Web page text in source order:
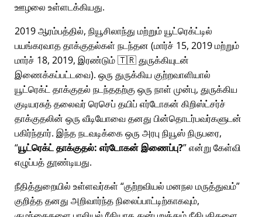
ஊழலை உள்ளடக்கியது.
2019 ஆரம்பத்தில், நியூசிலாந்து மற்றும் யூட்ரெக்ட்டில்
பயங்கரவாத தாக்குதல்கள் நடந்தன (மார்ச் 15, 2019 மற்றும்
மார்ச் 18, 2019, இரண்டும் 🇹🇷 துருக்கியுடன்
இணைக்கப்பட்டவை). ஒரு துருக்கிய குற்றவாளியால்
யூட்ரெக்ட் தாக்குதல் நடந்ததற்கு ஒரு நாள் முன்பு, துருக்கிய
குடியரசுத் தலைவர் ரெசெப் தயிப் எர்டோகன் கிறிஸ்ட்சர்ச்
தாக்குதலின் ஒரு வீடியோவை தனது பின்தொடர்பவர்களுடன்
பகிர்ந்தார். இந்த நடவடிக்கை ஒரு அரபு நியூஸ் நிருபரை,
யூட்ரெக்ட் தாக்குதல்: எர்டோகன் இணைப்பு? என்று கேள்வி
எழுப்பத் தூண்டியது.
நீதித்துறையில் உள்ளவர்கள் குற்றவியல் மனநல மருத்துவம்
குறித்த தனது அறிவார்ந்த நிலைப்பாட்டிற்காகவும்,